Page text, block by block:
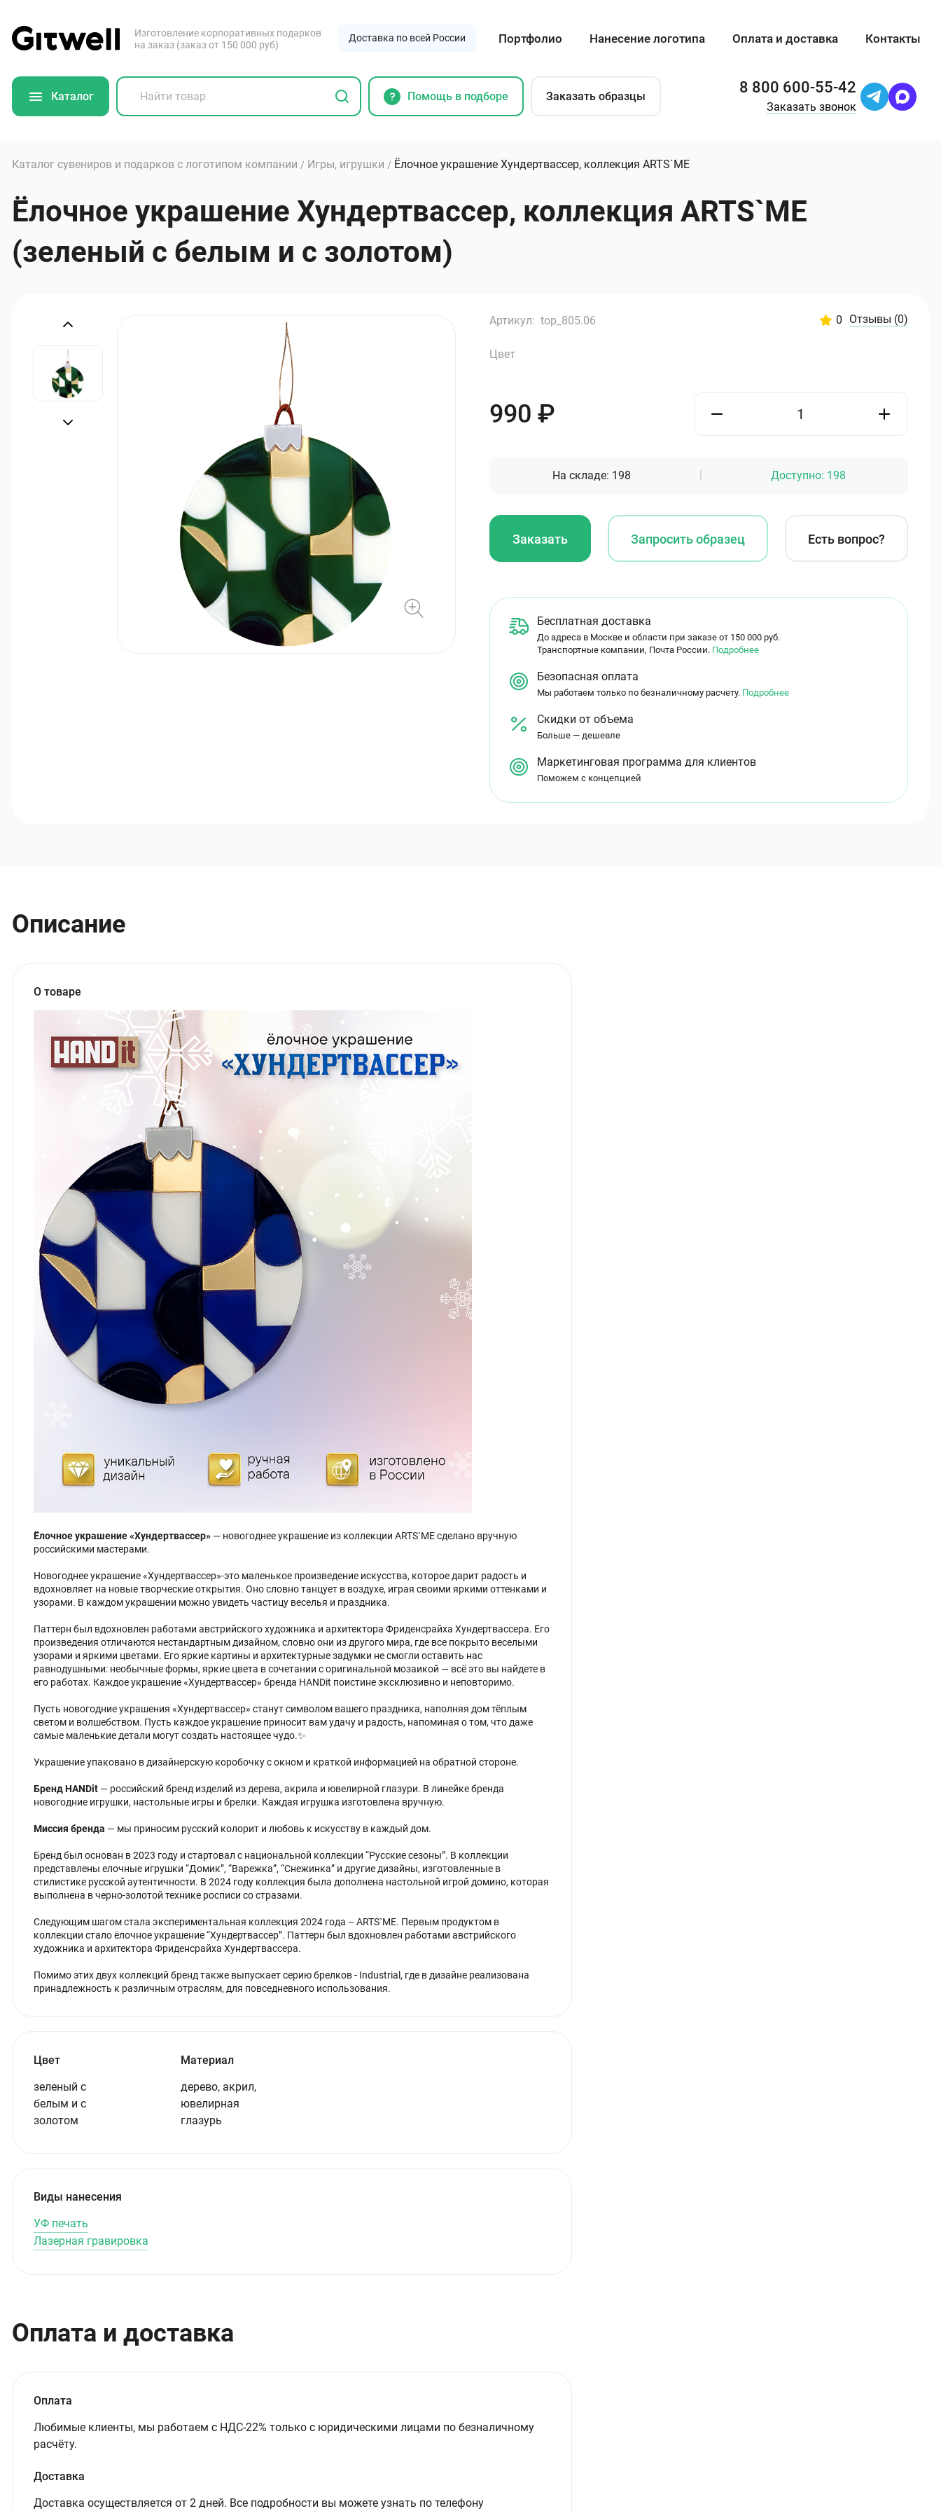
Изготовление корпоративных подарков
на заказ (заказ от 150 000 руб)
Доставка по всей России Портфолио Нанесение логотипа Оплата и доставка Контакты
Каталог Помощь в подборе Заказать образцы 8 800 600-55-42
Заказать звонок
Каталог сувениров и подарков с логотипом компании / Игры, игрушки / Ёлочное украшение Хундертвассер, коллекция ARTS`ME
Ёлочное украшение Хундертвассер, коллекция ARTS`ME
(зеленый с белым и с золотом)
Артикул: top_805.06 0 Отзывы (0)
Цвет
990 ₽
На складе: 198 Доступно: 198
Заказать Запросить образец Есть вопрос?
Бесплатная доставка
До адреса в Москве и области при заказе от 150 000 руб.
Транспортные компании, Почта России. Подробнее
Безопасная оплата
Мы работаем только по безналичному расчету. Подробнее
Скидки от объема
Больше — дешевле
Маркетинговая программа для клиентов
Поможем с концепцией
Описание
О товаре
Ёлочное украшение «Хундертвассер» — новогоднее украшение из коллекции ARTS`ME сделано вручную
российскими мастерами.
Новогоднее украшение «Хундертвассер»-это маленькое произведение искусства, которое дарит радость и
вдохновляет на новые творческие открытия. Оно словно танцует в воздухе, играя своими яркими оттенками и
узорами. В каждом украшении можно увидеть частицу веселья и праздника.
Паттерн был вдохновлен работами австрийского художника и архитектора Фриденсрайха Хундертвассера. Его
произведения отличаются нестандартным дизайном, словно они из другого мира, где все покрыто веселыми
узорами и яркими цветами. Его яркие картины и архитектурные задумки не смогли оставить нас
равнодушными: необычные формы, яркие цвета в сочетании с оригинальной мозаикой — всё это вы найдете в
его работах. Каждое украшение «Хундертвассер» бренда HANDit поистине эксклюзивно и неповторимо.
Пусть новогодние украшения «Хундертвассер» станут символом вашего праздника, наполняя дом тёплым
светом и волшебством. Пусть каждое украшение приносит вам удачу и радость, напоминая о том, что даже
самые маленькие детали могут создать настоящее чудо.✨
Украшение упаковано в дизайнерскую коробочку с окном и краткой информацией на обратной стороне.
Бренд HANDit — российский бренд изделий из дерева, акрила и ювелирной глазури. В линейке бренда
новогодние игрушки, настольные игры и брелки. Каждая игрушка изготовлена вручную.
Миссия бренда — мы приносим русский колорит и любовь к искусству в каждый дом.
Бренд был основан в 2023 году и стартовал с национальной коллекции “Русские сезоны”. В коллекции
представлены елочные игрушки “Домик”, “Варежка”, “Снежинка” и другие дизайны, изготовленные в
стилистике русской аутентичности. В 2024 году коллекция была дополнена настольной игрой домино, которая
выполнена в черно-золотой технике росписи со стразами.
Следующим шагом стала экспериментальная коллекция 2024 года – ARTS`ME. Первым продуктом в
коллекции стало ёлочное украшение “Хундертвассер”. Паттерн был вдохновлен работами австрийского
художника и архитектора Фриденсрайха Хундертвассера.
Помимо этих двух коллекций бренд также выпускает серию брелков - Industrial, где в дизайне реализована
принадлежность к различным отраслям, для повседневного использования.
Цвет
зеленый с
белым и с
золотом
Материал
дерево, акрил,
ювелирная
глазурь
Виды нанесения
УФ печать
Лазерная гравировка
Оплата и доставка
Оплата
Любимые клиенты, мы работаем с НДС-22% только с юридическими лицами по безналичному
расчёту.
Доставка
Доставка осуществляется от 2 дней. Все подробности вы можете узнать по телефону